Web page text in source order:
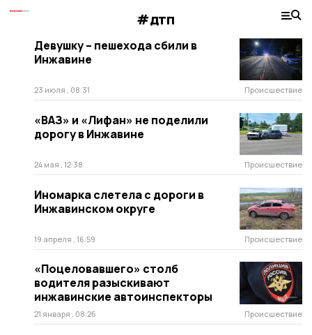
#дтп
Девушку – пешехода сбили в
Инжавине
23 июля , 08:31 Происшествие
«ВАЗ» и «Лифан» не поделили
дорогу в Инжавине
24 мая , 12:38 Происшествие
Иномарка слетела с дороги в
Инжавинском округе
19 апреля , 16:59 Происшествие
«Поцеловавшего» столб
водителя разыскивают
инжавинские автоинспекторы
21 января , 08:26 Происшествие